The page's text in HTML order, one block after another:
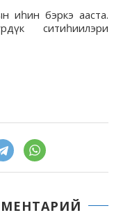
иһин бэркэ ааста.
ситиһиилэри